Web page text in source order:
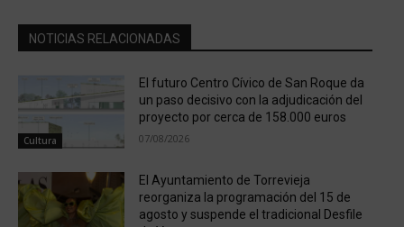
NOTICIAS RELACIONADAS
Cultura
El futuro Centro Cívico de San Roque da
un paso decisivo con la adjudicación del
proyecto por cerca de 158.000 euros
07/08/2026
El Ayuntamiento de Torrevieja
reorganiza la programación del 15 de
agosto y suspende el tradicional Desfile